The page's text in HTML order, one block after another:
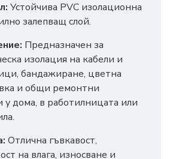
Устойчива PVC изолационна
залепващ слой.
Предназначен за
изолация на кабели и
бандажиране, цветна
и общи ремонтни
у дома, в работилницата или
Отлична гъвкавост,
на влага, износване и